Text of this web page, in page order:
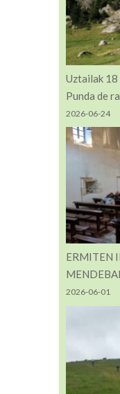
Uztailak
Punda de
2026-06-24
ERMITEN
2026-06-01